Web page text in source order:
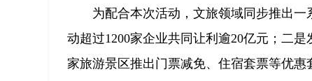
为配合本次活动，文旅领域同步推出
动超过1200家企业共同让利逾20亿元；二
家旅游景区推出门票减免、住宿套票等优